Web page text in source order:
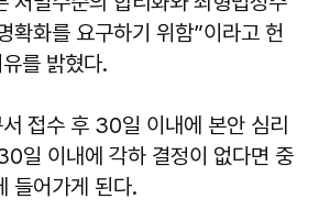
확화를 요구하기 위함”이라고 헌
를 밝혔다.
접수 후 30일 이내에 본안 심리
일 이내에 각하 결정이 없다면 중
들어가게 된다.